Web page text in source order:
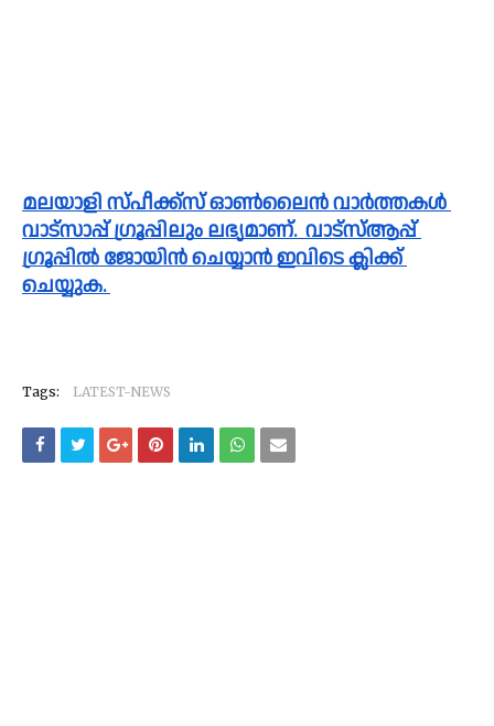
മലയാളി സ്പീക്ക്സ്‌ ഓൺലൈൻ വാർത്തകൾ
വാട്സാപ്പ് ഗ്രൂപ്പിലും ലഭ്യമാണ്.  വാട്സ്ആപ്പ്
ഗ്രൂപ്പിൽ ജോയിൻ ചെയ്യാൻ ഇവിടെ ക്ലിക്ക്
ചെയ്യുക.
Tags: LATEST-NEWS